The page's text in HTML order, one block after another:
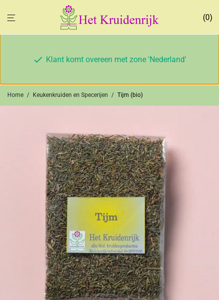
0
Klant komt overeen met zone 'Nederland'
Home / Keukenkruiden en Specerijen / Tijm (bio)